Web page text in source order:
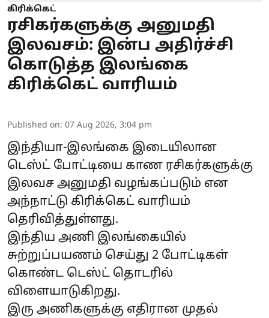
கிரிக்கெட்
ரசிகர்களுக்கு அனுமதி
இலவசம்: இன்ப அதிர்ச்சி
கொடுத்த இலங்கை
கிரிக்கெட் வாரியம்
Published on: 07 Aug 2026, 3:04 pm
இந்தியா-இலங்கை இடையிலான
டெஸ்ட் போட்டியை காண ரசிகர்களுக்கு
இலவச அனுமதி வழங்கப்படும் என
அந்நாட்டு கிரிக்கெட் வாரியம்
தெரிவித்துள்ளது.
இந்திய அணி இலங்கையில்
சுற்றுப்பயணம் செய்து 2 போட்டிகள்
கொண்ட டெஸ்ட் தொடரில்
விளையாடுகிறது.
இரு அணிகளுக்கு எதிரான முதல்